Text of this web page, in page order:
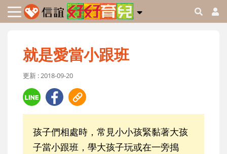
就是愛當小跟班
更新 : 2018-09-20
孩子們相處時，常見小小孩緊黏著大孩
子當小跟班，學大孩子玩或在一旁搗